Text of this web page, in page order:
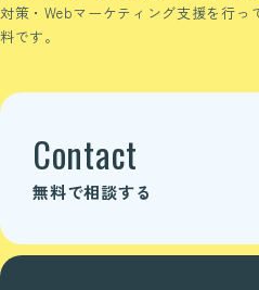
対策・Webマーケティング支援を行
料です。
Contact
無料で相談する